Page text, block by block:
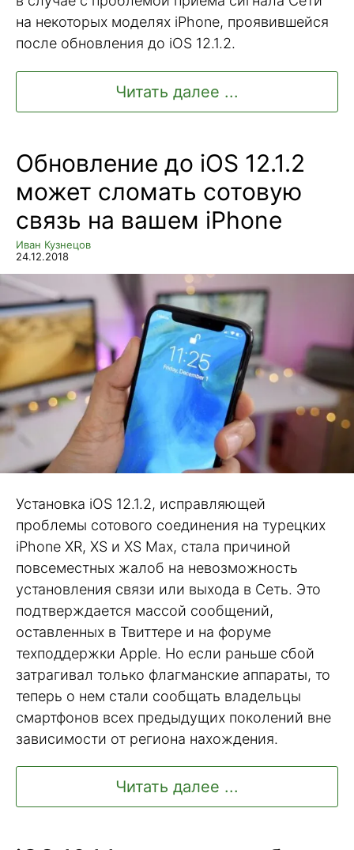
на некоторых моделях iPhone, проявившейся
после обновления до iOS 12.1.2.
Читать далее ...
Обновление до iOS 12.1.2
может сломать сотовую
связь на вашем iPhone
Иван Кузнецов
24.12.2018
Установка iOS 12.1.2, исправляющей
проблемы сотового соединения на турецких
iPhone XR, XS и XS Max, стала причиной
повсеместных жалоб на невозможность
установления связи или выхода в Сеть. Это
подтверждается массой сообщений,
оставленных в Твиттере и на форуме
техподдержки Apple. Но если раньше сбой
затрагивал только флагманские аппараты, то
теперь о нем стали сообщать владельцы
смартфонов всех предыдущих поколений вне
зависимости от региона нахождения.
Читать далее ...